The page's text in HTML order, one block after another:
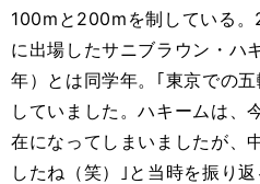
100mと200mを制している
に出場したサニブラウン・ハ
年）とは同学年。｢東京での
していました。ハキームは、
在になってしまいましたが、
したね（笑）｣と当時を振り返